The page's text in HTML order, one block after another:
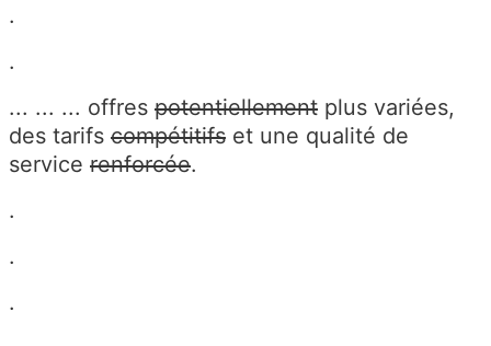
.
.
... ... ... offres potentiellement plus variées,
des tarifs compétitifs et une qualité de
service renforcée.
.
.
.